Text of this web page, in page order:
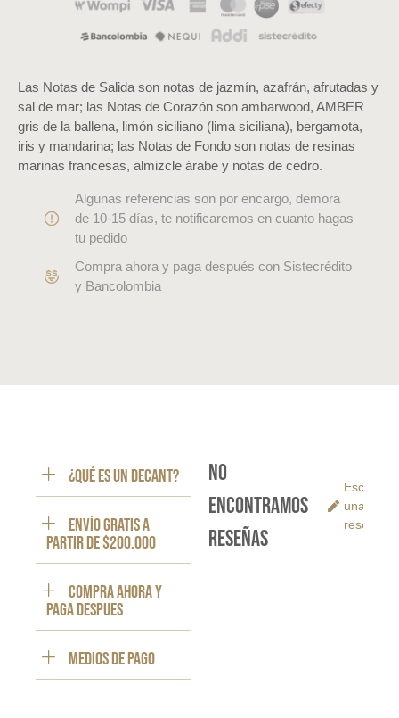
Las Notas de Salida son notas de jazmín, azafrán, afrutadas y
sal de mar; las Notas de Corazón son ambarwood, AMBER
gris de la ballena, limón siciliano (lima siciliana), bergamota,
iris y mandarina; las Notas de Fondo son notas de resinas
marinas francesas, almizcle árabe y notas de cedro.
Algunas referencias son por encargo, demora
de 10-15 días, te notificaremos en cuanto hagas
tu pedido
Compra ahora y paga después con Sistecrédito
y Bancolombia
¿Qué es un decant?
ENVÍO GRATIS a
partir de $200.000
Compra ahora y
paga despues
Medios de pago
No
encontramos
reseñas
Escribe
una
reseña